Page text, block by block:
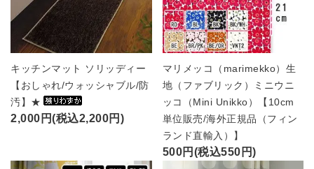
キッチンマット ソリッディー
【おしゃれ/ウォッシャブル/防
汚】★
2,000円(税込2,200円)
マリメッコ（marimekko）生
地（ファブリック）ミニウニ
ッコ（Mini Unikko）【10cm
単位販売/海外正規品（フィン
ランド直輸入）】
500円(税込550円)